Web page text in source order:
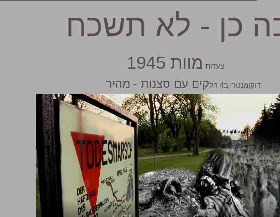
צעדות מוות 1945
כן - לא תשכח
דוקומנטרי ב4 חל קים עם סצנות - מהיר